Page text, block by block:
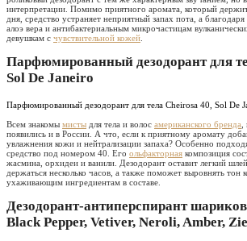
интерпретации. Помимо приятного аромата, который
дня, средство устраняет неприятный запах пота, а
алоэ вера и антибактериальным микрочастицам
девушкам с чувствительной кожей
Парфюмированный дезодорант для
Sol De Janeiro
Парфюмированный дезодорант для тела Cheirosa 40, Sol De
Всем знакомы мисты для тела и волос американского бренда
появились и в России. А что, если к приятному аромату
увлажнения кожи и нейтрализации запаха? Особенно
средство под номером 40. Его ольфакторная композиция
жасмина, орхидеи и ванили. Дезодорант оставит легкий
держаться несколько часов, а также поможет выровнять тон
ухаживающим ингредиентам в составе.
Дезодорант-антиперспирант
Black Pepper, Vetiver, Neroli, Amber,